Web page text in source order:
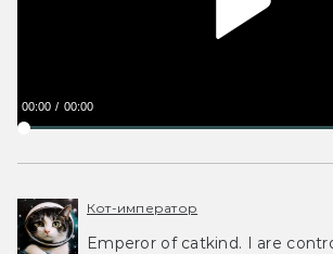
00:00 00:00
Кот-император
Emperor of catkind. I are